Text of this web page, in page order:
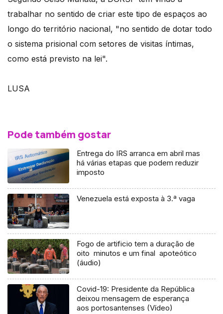
trabalhar no sentido de criar este tipo de espaços ao
longo do território nacional, "no sentido de dotar todo
o sistema prisional com setores de visitas íntimas,
como está previsto na lei".
LUSA
Pode também gostar
Entrega do IRS arranca em abril mas
há várias etapas que podem reduzir
imposto
Venezuela está exposta à 3.ª vaga
Fogo de artificio tem a duração de
oito minutos e um final apoteótico
(áudio)
Covid-19: Presidente da República
deixou mensagem de esperança
aos portosantenses (Vídeo)